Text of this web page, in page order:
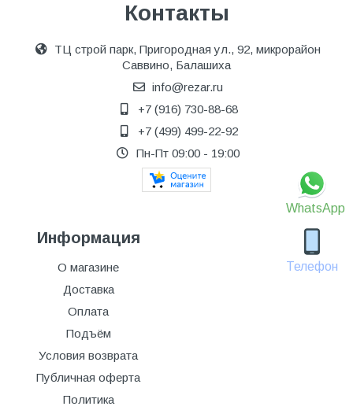
WhatsApp
Телефон
Контакты
ТЦ строй парк, Пригородная ул., 92, микрорайон
Саввино, Балашиха
info@rezar.ru
+7 (916) 730-88-68
+7 (499) 499-22-92
Пн-Пт 09:00 - 19:00
Информация
О магазине
Доставка
Оплата
Подъём
Условия возврата
Публичная оферта
Политика